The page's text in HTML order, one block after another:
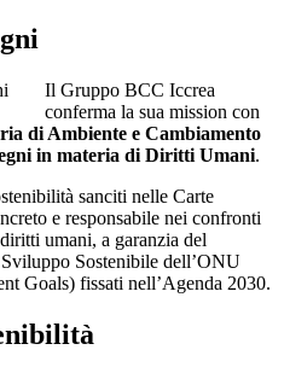
Il Gruppo BCC Iccrea
conferma la sua mission con
di Ambiente e Cambiamento
in materia di Diritti Umani.
sanciti nelle Carte
e responsabile nei confronti
umani, a garanzia del
Sostenibile dell’ONU
Goals) fissati nell’Agenda 2030.